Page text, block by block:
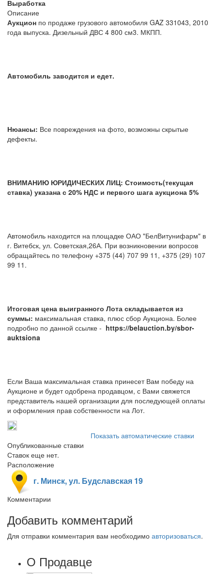
Выработка
Описание
Аукцион по продаже грузового автомобиля GAZ 331043, 2010
года выпуска. Дизельный ДВС 4 800 см3. МКПП.
Автомобиль заводится и едет.
Нюансы: Все повреждения на фото, возможны скрытые
дефекты.
ВНИМАНИЮ ЮРИДИЧЕСКИХ ЛИЦ: Стоимость(текущая
ставка) указана с 20% НДС и первого шага аукциона 5%
Автомобиль находится на площадке ОАО "БелВитунифарм" в
г. Витебск, ул. Советская,26А. При возникновении вопросов
обращайтесь по телефону +375 (44) 707 99 11, +375 (29) 107
99 11.
Итоговая цена выигранного Лота складывается из
суммы: максимальная ставка, плюс сбор Аукциона. Более
подробно по данной ссылке - https://belauction.by/sbor-
auktsiona
Если Ваша максимальная ставка принесет Вам победу на
Аукционе и будет одобрена продавцом, с Вами свяжется
представитель нашей организации для последующей оплаты
и оформления прав собственности на Лот.
Показать автоматические ставки
Опубликованные ставки
Ставок еще нет.
Расположение
г. Минск, ул. Будславская 19
Комментарии
Добавить комментарий
Для отправки комментария вам необходимо авторизоваться.
О Продавце